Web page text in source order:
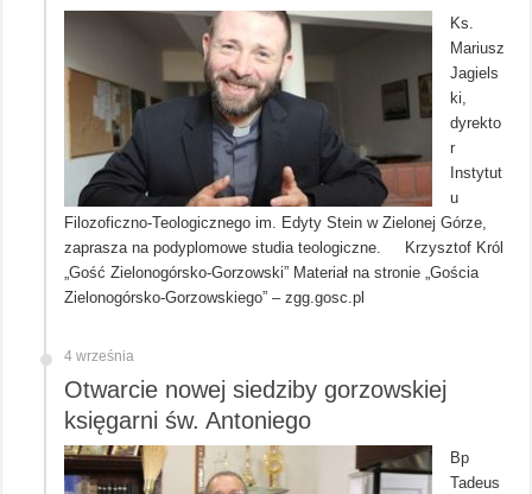
Ks.
Mariusz
Jagiels
ki,
dyrekto
r
Instytut
u
Filozoficzno-Teologicznego im. Edyty Stein w Zielonej Górze,
zaprasza na podyplomowe studia teologiczne. Krzysztof Król
„Gość Zielonogórsko-Gorzowski” Materiał na stronie „Gościa
Zielonogórsko-Gorzowskiego” – zgg.gosc.pl
4 września
Otwarcie nowej siedziby gorzowskiej
księgarni św. Antoniego
Bp
Tadeus